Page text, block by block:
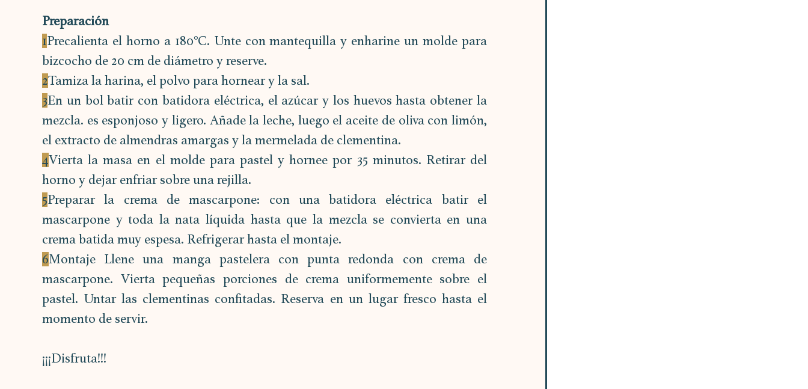
Preparación
1Precalienta el horno a 180°C. Unte con mantequilla y enharine un molde para
bizcocho de 20 cm de diámetro y reserve.
2Tamiza la harina, el polvo para hornear y la sal.
3En un bol batir con batidora eléctrica, el azúcar y los huevos hasta obtener la
mezcla. es esponjoso y ligero. Añade la leche, luego el aceite de oliva con limón,
el extracto de almendras amargas y la mermelada de clementina.
4Vierta la masa en el molde para pastel y hornee por 35 minutos. Retirar del
horno y dejar enfriar sobre una rejilla.
5Preparar la crema de mascarpone: con una batidora eléctrica batir el
mascarpone y toda la nata líquida hasta que la mezcla se convierta en una
crema batida muy espesa. Refrigerar hasta el montaje.
6Montaje Llene una manga pastelera con punta redonda con crema de
mascarpone. Vierta pequeñas porciones de crema uniformemente sobre el
pastel. Untar las clementinas confitadas. Reserva en un lugar fresco hasta el
momento de servir.
¡¡¡Disfruta!!!